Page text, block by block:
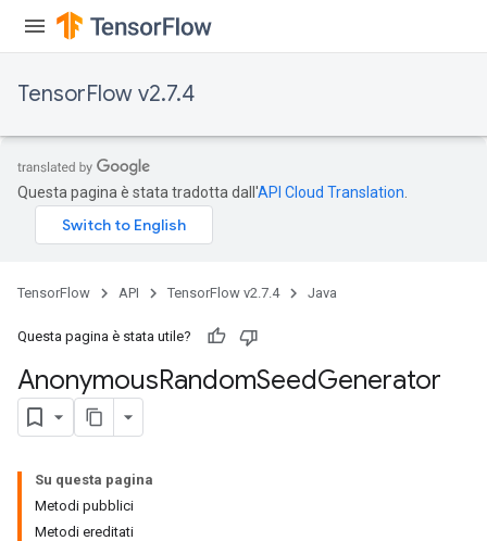
TensorFlow v2.7.4
Questa pagina è stata tradotta dall'API Cloud Translation
TensorFlow API TensorFlow v2.7.4 Java
Questa pagina è stata utile?
AnonymousRandomSeedGenerator
Su questa pagina
Metodi pubblici
Metodi ereditati